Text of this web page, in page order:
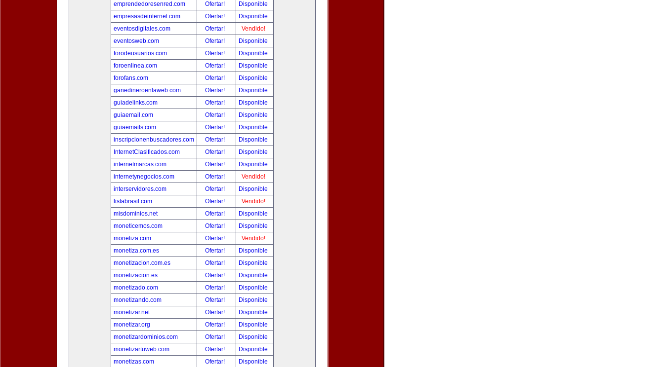
emprendedoresenred.com
Ofertar!
Disponible
empresasdeinternet.com
Ofertar!
Disponible
eventosdigitales.com
Ofertar!
Vendido!
eventosweb.com
Ofertar!
Disponible
forodeusuarios.com
Ofertar!
Disponible
foroenlinea.com
Ofertar!
Disponible
forofans.com
Ofertar!
Disponible
ganedineroenlaweb.com
Ofertar!
Disponible
guiadelinks.com
Ofertar!
Disponible
guiaemail.com
Ofertar!
Disponible
guiaemails.com
Ofertar!
Disponible
inscripcionenbuscadores.com
Ofertar!
Disponible
InternetClasificados.com
Ofertar!
Disponible
internetmarcas.com
Ofertar!
Disponible
internetynegocios.com
Ofertar!
Vendido!
interservidores.com
Ofertar!
Disponible
listabrasil.com
Ofertar!
Vendido!
misdominios.net
Ofertar!
Disponible
moneticemos.com
Ofertar!
Disponible
monetiza.com
Ofertar!
Vendido!
monetiza.com.es
Ofertar!
Disponible
monetizacion.com.es
Ofertar!
Disponible
monetizacion.es
Ofertar!
Disponible
monetizado.com
Ofertar!
Disponible
monetizando.com
Ofertar!
Disponible
monetizar.net
Ofertar!
Disponible
monetizar.org
Ofertar!
Disponible
monetizardominios.com
Ofertar!
Disponible
monetizartuweb.com
Ofertar!
Disponible
monetizas.com
Ofertar!
Disponible